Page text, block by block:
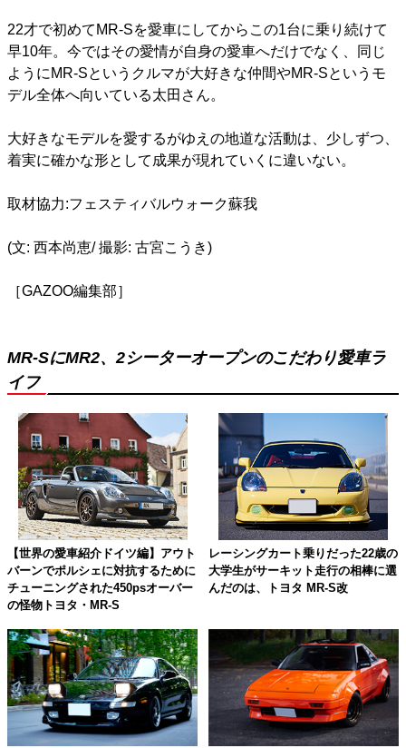
22才で初めてMR-Sを愛車にしてからこの1台に乗り続けて
早10年。今ではその愛情が自身の愛車へだけでなく、同じ
ようにMR-Sというクルマが大好きな仲間やMR-Sというモ
デル全体へ向いている太田さん。
大好きなモデルを愛するがゆえの地道な活動は、少しずつ、
着実に確かな形として成果が現れていくに違いない。
取材協力:フェスティバルウォーク蘇我
(⽂: 西本尚恵/ 撮影: 古宮こうき)
［GAZOO編集部］
MR-SにMR2、2シーターオープンのこだわり愛車ラ
イフ
【世界の愛車紹介ドイツ編】アウト
バーンでポルシェに対抗するために
チューニングされた450psオーバー
の怪物トヨタ・MR-S
レーシングカート乗りだった22歳の
大学生がサーキット走行の相棒に選
んだのは、トヨタ MR-S改